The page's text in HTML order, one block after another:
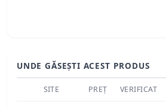
UNDE GĂSEȘTI ACEST PRODUS
SITE PREȚ VERIFICAT